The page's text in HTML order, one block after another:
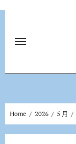
Home 2026 5 月